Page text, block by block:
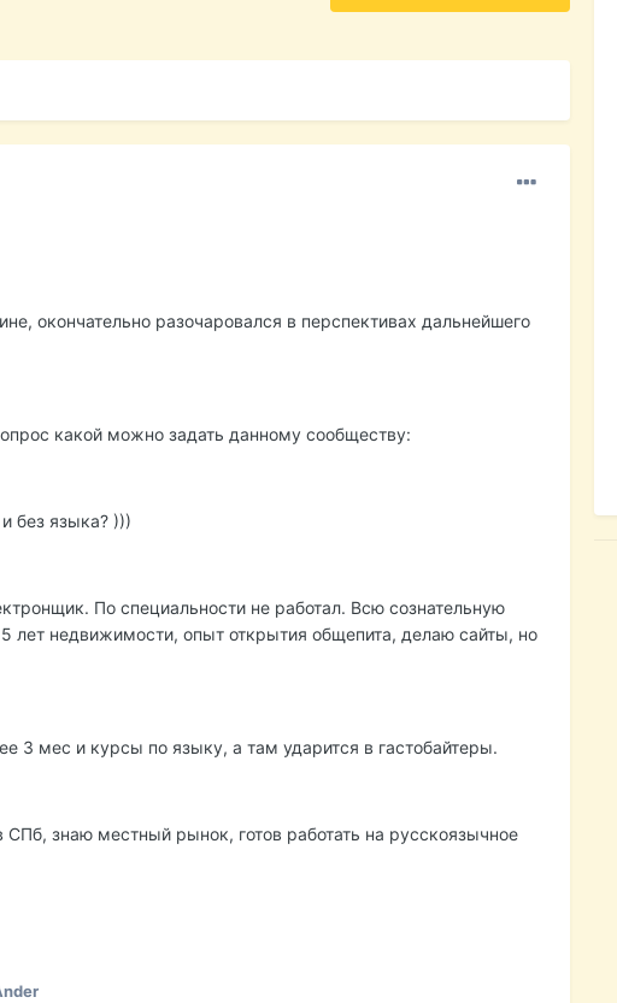
окончательно разочаровался в перспективах дальнейшего
какой можно задать данному сообществу:
без языка? )))
По специальности не работал. Всю сознательную
лет недвижимости, опыт открытия общепита, делаю сайты, но
3 мес и курсы по языку, а там ударится в гастобайтеры.
знаю местный рынок, готов работать на русскоязычное